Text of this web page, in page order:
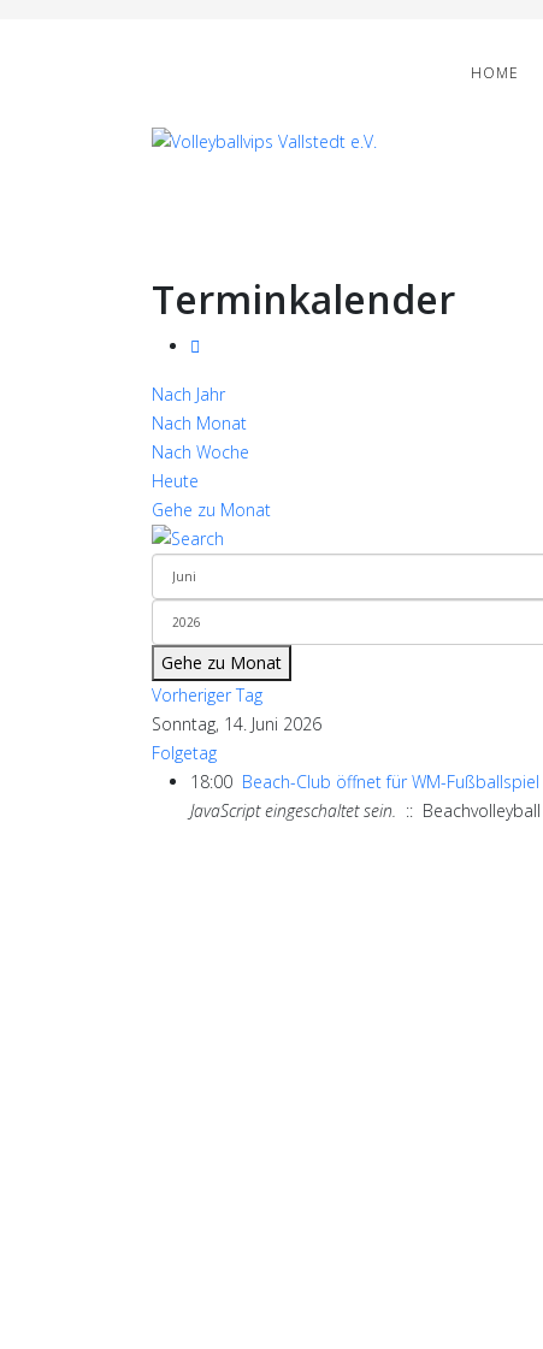
HOME
Terminkalender
Nach Jahr
Nach Monat
Nach Woche
Heute
Gehe zu Monat
Gehe zu Monat
Vorheriger Tag
Sonntag, 14. Juni 2026
Folgetag
18:00 Beach-Club öffnet für WM-Fußballspiel
JavaScript eingeschaltet sein. :: Beachvolleyball